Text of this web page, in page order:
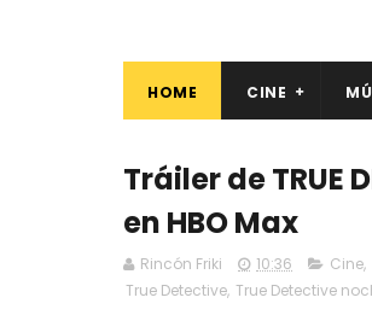
HOME CINE
Tráiler de TRUE
en HBO Max
Rincón Friki 10:36 Cine,
True Detective, True Detective